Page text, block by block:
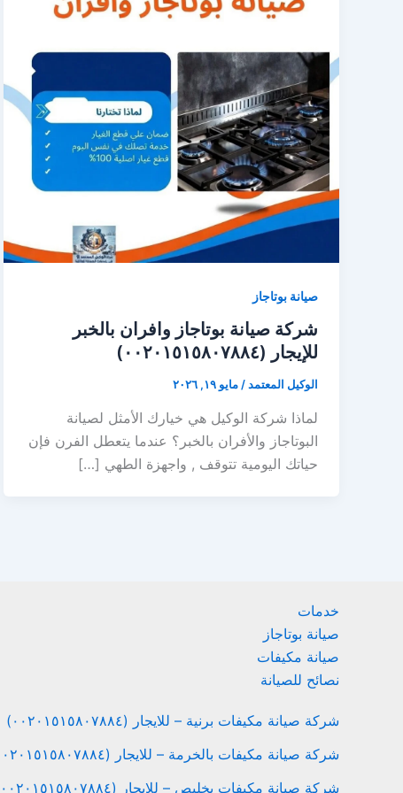
صيانة بوتاجاز
شركة صيانة بوتاجاز وافران بالخبر
للإيجار (٠٠٢٠١٥١٥٨٠٧٨٨٤)
الوكيل المعتمد/مايو ١٩, ٢٠٢٦
لماذا شركة الوكيل هي خيارك الأمثل لصيانة
البوتاجاز والأفران بالخبر؟ عندما يتعطل الفرن فإن
حياتك اليومية تتوقف , واجهزة الطهي […]
خدمات
صيانة بوتاجاز
صيانة مكيفات
نصائح للصيانة
شركة صيانة مكيفات برنية – للايجار (٠٠٢٠١٥١٥٨٠٧٨٨٤)
شركة صيانة مكيفات بالخرمة – للايجار (٠٠٢٠١٥١٥٨٠٧٨٨٤)
شركة صيانة مكيفات بخليص – للايجار (٠٠٢٠١٥١٥٨٠٧٨٨٤)